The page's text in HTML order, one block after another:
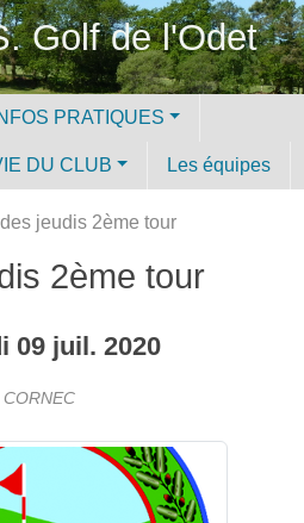
Golf de l'Odet
PRATIQUES
DU CLUB Les équipes
jeudis 2ème tour
2ème tour
09 juil. 2020